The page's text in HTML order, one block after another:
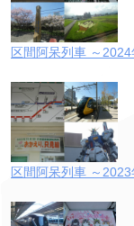
区間阿呆列車 ～2024
区間阿呆列車 ～2023